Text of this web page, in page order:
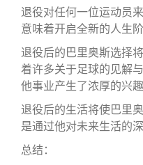
退役对任何一位运动员
意味着开启全新的人生
退役后的巴里奥斯选择
着许多关于足球的见解
他事业产生了浓厚的兴
退役后的生活将使巴里
是通过他对未来生活的
总结：